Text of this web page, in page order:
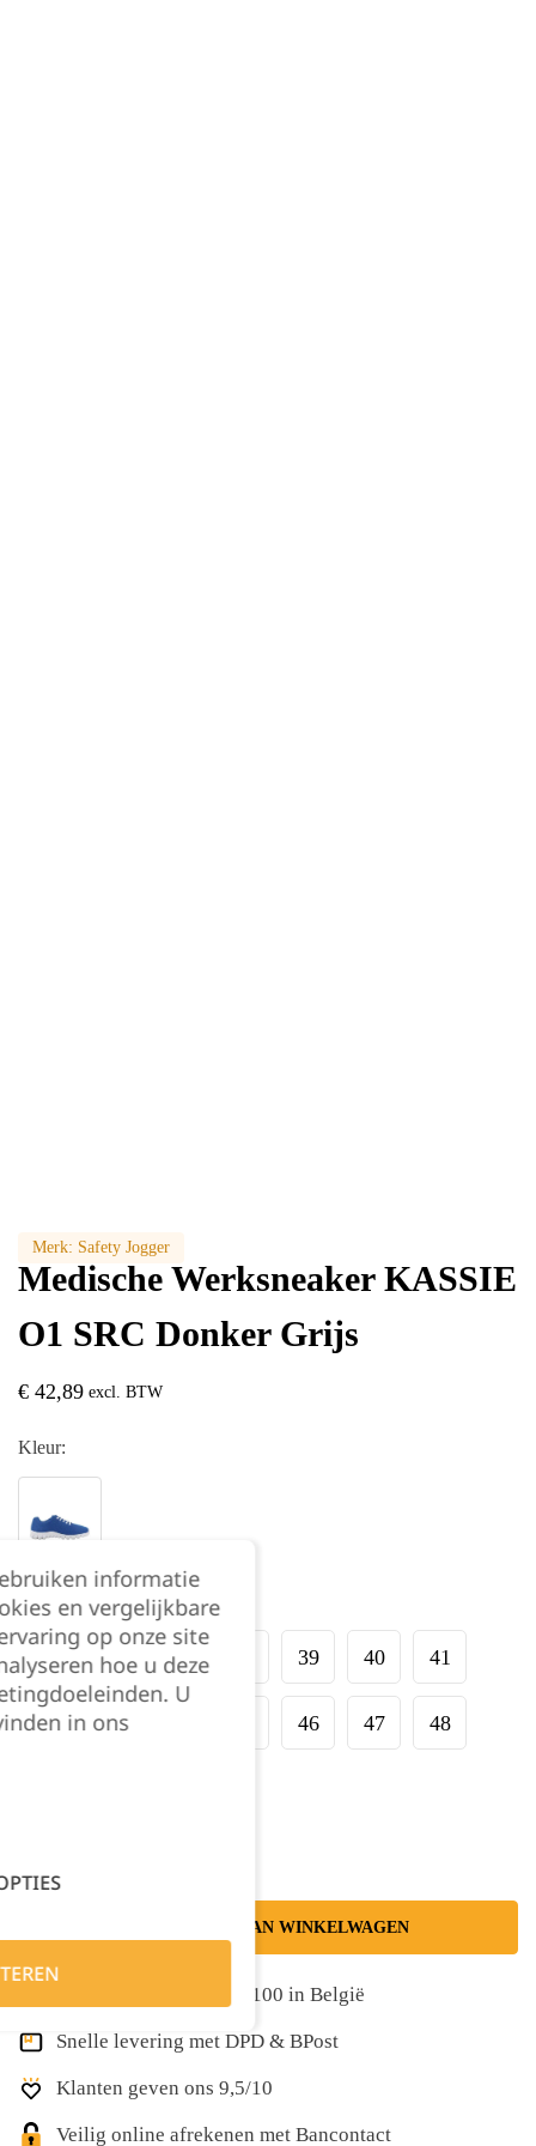
Merk: Safety Jogger
Medische Werksneaker KASSIE
O1 SRC Donker Grijs
€ 42,89 excl. BTW
Kleur:
Maat:
35 36 37 39 40 41
42 43 46 47 48
TOEVOEGEN AAN WINKELWAGEN
Gratis levering vanaf €100 in België
Snelle levering met DPD & BPost
Klanten geven ons 9,5/10
Veilig online afrekenen met Bancontact
informatie
en vergelijkbare
op onze site
hoe u deze
U
in ons